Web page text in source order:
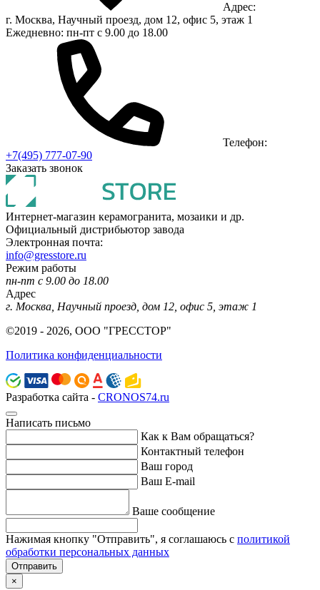
Адрес:
г. Москва, Научный проезд, дом 12, офис 5, этаж 1
Ежедневно: пн-пт с 9.00 до 18.00
Телефон:
+7(495) 777-07-90
Заказать звонок
Интернет-магазин керамогранита, мозаики и др.
Официальный дистрибьютор завода
Электронная почта:
info@gresstore.ru
Режим работы
пн-пт с 9.00 до 18.00
Адрес
г. Москва, Научный проезд, дом 12, офис 5, этаж 1
©2019 - 2026, ООО "ГРЕССТОР"
Политика конфиденциальности
Разработка сайта - CRONOS74.ru
Написать письмо
Как к Вам обращаться?
Контактный телефон
Ваш город
Ваш E-mail
Ваше сообщение
Нажимая кнопку "Отправить", я соглашаюсь с политикой
обработки персональных данных
Отправить
×